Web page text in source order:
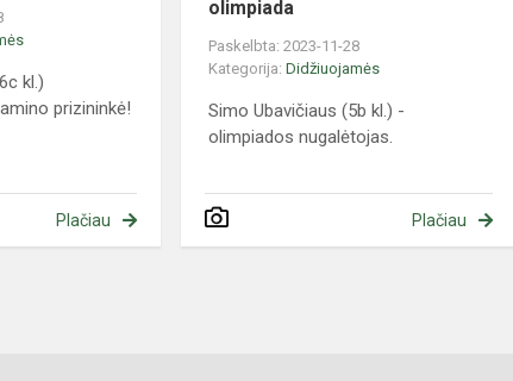
kl.)
prizininkė!
Plačiau
olimpiada
Paskelbta: 2023-11-28
Kategorija:Didžiuojamės
Simo Ubavičiaus (5b kl.) -
olimpiados nugalėtojas.
Plačiau